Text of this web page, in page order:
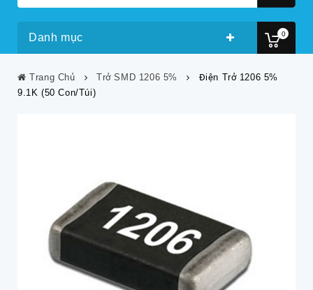
0
Danh mục
Trang Chủ Trở SMD 1206 5%
Điện Trở 1206 5%
9.1K (50 Con/túi)